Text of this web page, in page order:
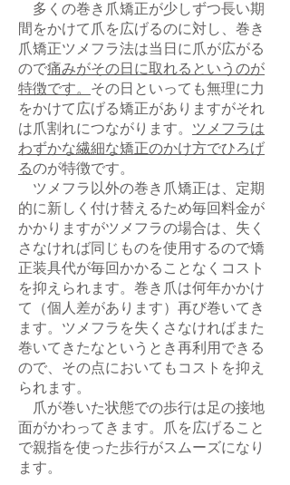
多くの巻き爪矯正が少しずつ長い期
間をかけて爪を広げるのに対し、巻き
爪矯正ツメフラ法は当日に爪が広がる
ので痛みがその日に取れるというのが
特徴です。その日といっても無理に力
をかけて広げる矯正がありますがそれ
は爪割れにつながります。 ツメフラは
わずかな繊細な矯正のかけ方でひろげ
るのが特徴です。
ツメフラ以外の巻き爪矯正は、定期
的に新しく付け替えるため毎回料金が
かかりますがツメフラの場合は、失く
さなければ同じものを使用するので矯
正装具代が毎回かかることなくコスト
を抑えられます。巻き爪は何年かかけ
て（個人差があります）再び巻いてき
ます。ツメフラを失くさなければまた
巻いてきたなというとき再利用できる
ので、その点においてもコストを抑え
られます。
爪が巻いた状態での歩行は足の接地
面がかわってきます。爪を広げること
で親指を使った歩行がスムーズになり
ます。